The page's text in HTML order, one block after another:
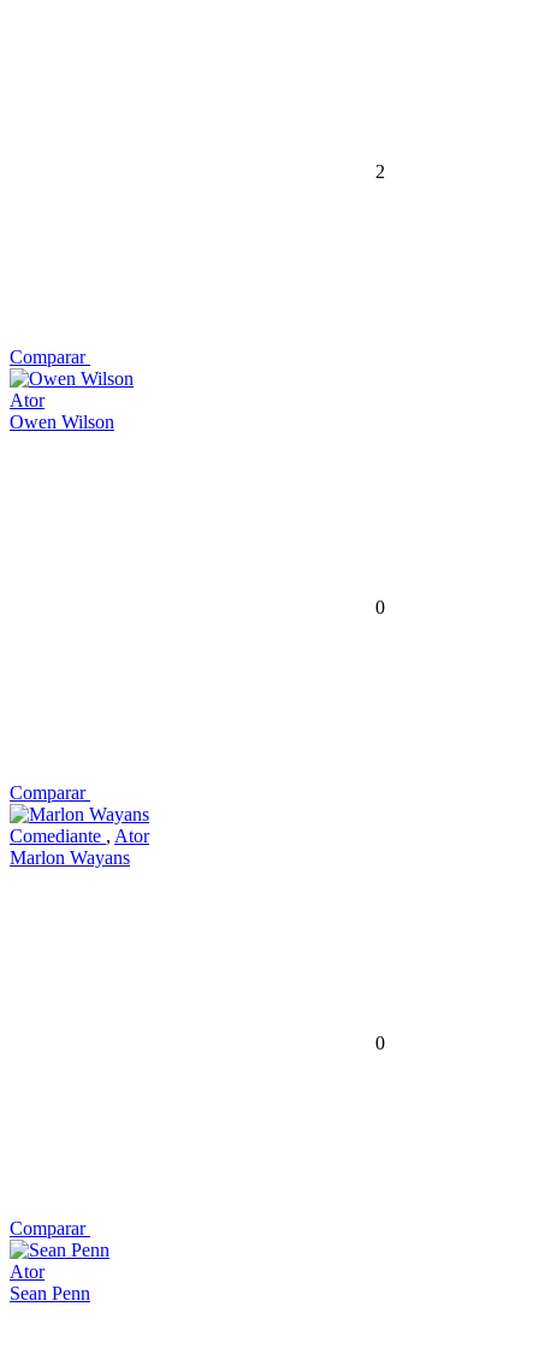
2
Comparar
Ator
Owen Wilson
0
Comparar
Comediante , Ator
Marlon Wayans
0
Comparar
Ator
Sean Penn